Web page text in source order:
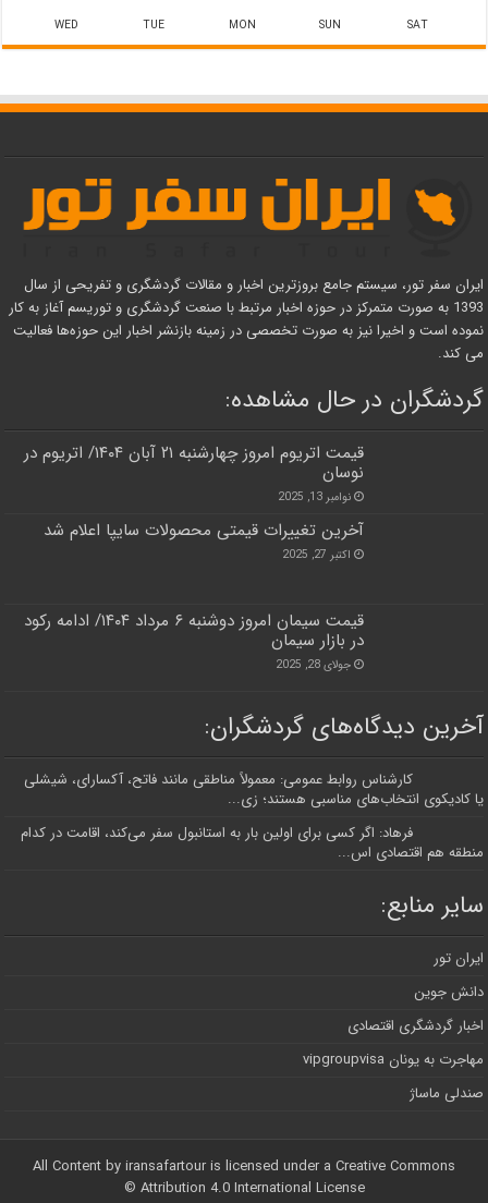
SAT
SUN
MON
TUE
WED
ایران سفر تور، سیستم جامع بروزترین اخبار و مقالات گردشگری و تفریحی از سال
1393 به صورت متمرکز در حوزه اخبار مرتبط با صنعت گردشگری و توریسم آغاز به کار
نموده است و اخیرا نیز به صورت تخصصی در زمینه بازنشر اخبار این حوزه‌ها فعالیت
می کند.
گردشگران در حال مشاهده:
قیمت اتریوم امروز چهارشنبه ۲۱ آبان ۱۴۰۴/ اتریوم در
نوسان
نوامبر 13, 2025
آخرین تغییرات قیمتی محصولات سایپا اعلام شد
اکتبر 27, 2025
قیمت سیمان امروز دوشنبه ۶ مرداد ۱۴۰۴/ ادامه رکود
در بازار سیمان
جولای 28, 2025
آخرین دیدگاه‌های گردشگران:
کارشناس روابط عمومی: معمولاً مناطقی مانند فاتح، آکسارای، شیشلی
یا کادیکوی انتخاب‌های مناسبی هستند؛ زی...
فرهاد: اگر کسی برای اولین بار به استانبول سفر می‌کند، اقامت در کدام
منطقه هم اقتصادی اس...
سایر منابع:
ایران تور
دانش جوین
اخبار گردشگری اقتصادی
مهاجرت به یونان vipgroupvisa
صندلی ماساژ
All Content by iransafartour is licensed under a Creative Commons
Attribution 4.0 International License ©️